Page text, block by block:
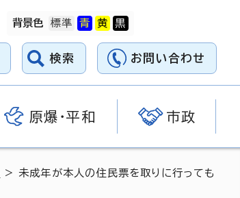
背景色
検索 お問い合わせ
原爆・平和 市政
> 未成年が本人の住民票を取りに行っても